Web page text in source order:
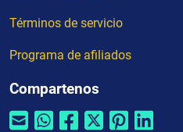
Términos de servicio
Programa de afiliados
Compartenos